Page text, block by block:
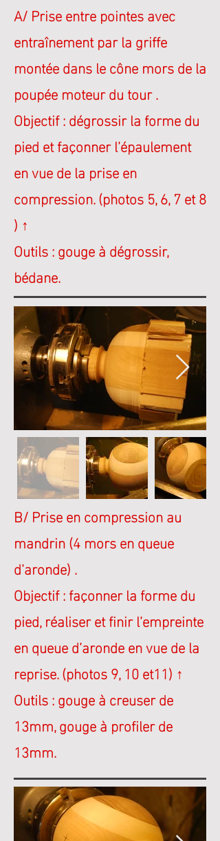
A/ Prise entre pointesavec
entraînement par la griffe
montée dans le cône mors de la
poupée moteur du tour .
Objectif : dégrossir la forme du
pied et façonner l’épaulement
en vue de la prise en
compression.(photos 5, 6, 7 et 8
) ↑
Outils : gouge à dégrossir,
bédane.
B/ Prise en compression au
mandrin(4 mors en queue
d’aronde) .
Objectif : façonner la forme du
pied, réaliser et finir l’empreinte
en queue d’aronde en vue de la
reprise.(photos 9, 10 et11) ↑
Outils : gouge à creuser de
13mm, gouge à profiler de
13mm.